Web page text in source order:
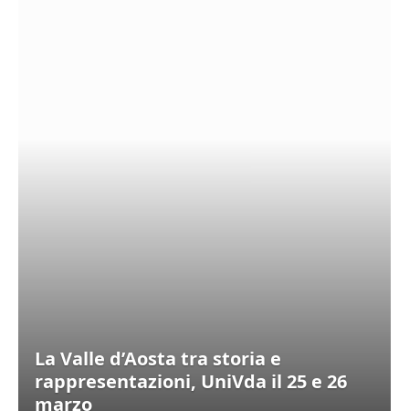
La Valle d’Aosta tra storia e
rappresentazioni, UniVda il 25 e 26
marzo